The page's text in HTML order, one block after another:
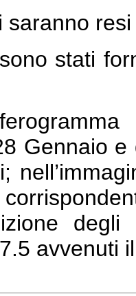
saranno
stati
Gennaio
avvenuti